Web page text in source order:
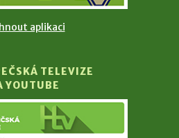
aplikaci
TELEVIZE
YOUTUBE